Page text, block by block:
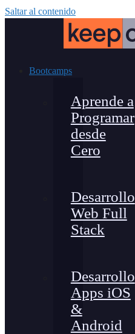
Saltar al contenido
Bootcamps
Aprende a
Programar
desde
Cero
Desarrollo
Web Full
Stack
Desarrollo
Apps iOS
&
Android